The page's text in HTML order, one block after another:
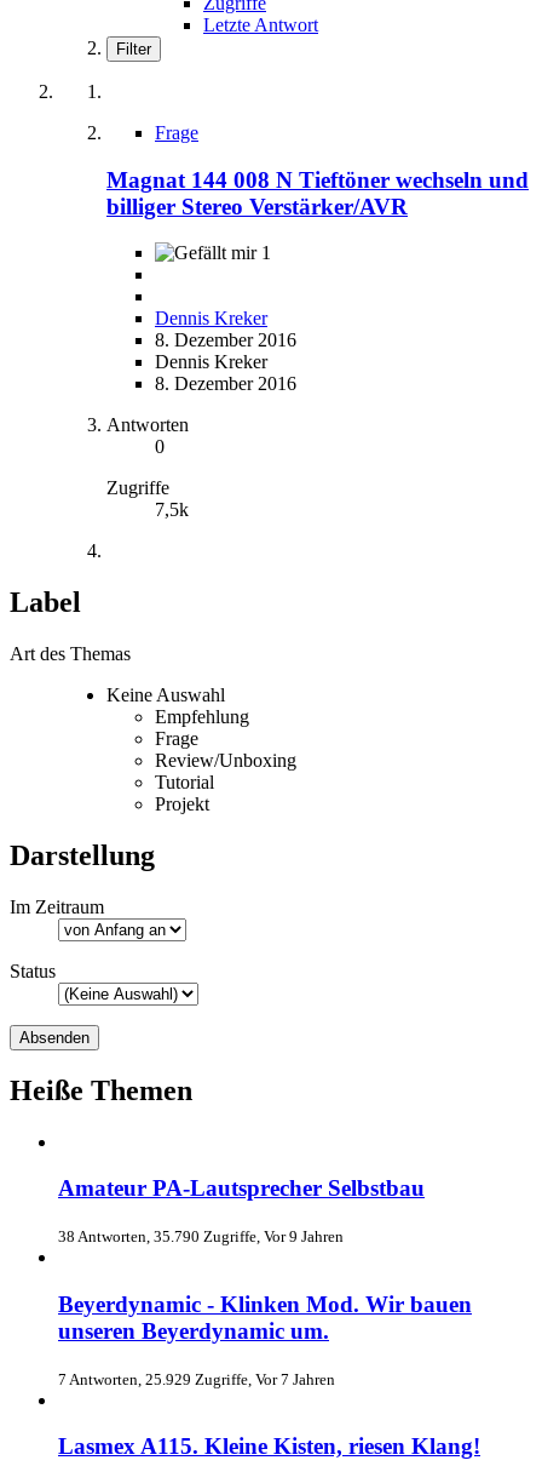
Letzte Antwort
Filter
Frage
Magnat 144 008 N Tieftöner wechseln und
billiger Stereo Verstärker/AVR
1
Dennis Kreker
8. Dezember 2016
Dennis Kreker
8. Dezember 2016
Antworten
0
Zugriffe
7,5k
Label
Art des Themas
Keine Auswahl
Empfehlung
Frage
Review/Unboxing
Tutorial
Projekt
Darstellung
Im Zeitraum
Status
Heiße Themen
Amateur PA-Lautsprecher Selbstbau
38 Antworten, 35.790 Zugriffe, Vor 9 Jahren
Beyerdynamic - Klinken Mod. Wir bauen
unseren Beyerdynamic um.
7 Antworten, 25.929 Zugriffe, Vor 7 Jahren
Lasmex A115. Kleine Kisten, riesen Klang!